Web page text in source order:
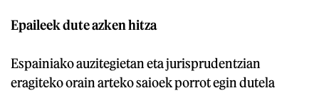
Epaileek dute azken hitza
Espainiako auzitegietan eta jurisprudentzian
eragiteko orain arteko saioek porrot egin dutela